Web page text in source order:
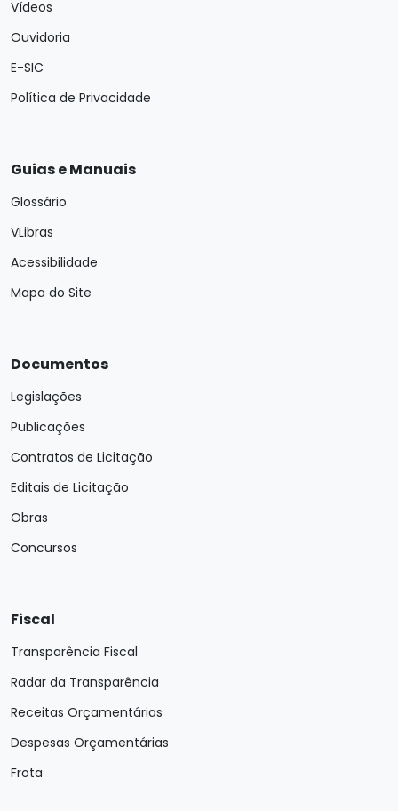
Vídeos
Ouvidoria
E-SIC
Política de Privacidade
Guias e Manuais
Glossário
VLibras
Acessibilidade
Mapa do Site
Documentos
Legislações
Publicações
Contratos de Licitação
Editais de Licitação
Obras
Concursos
Fiscal
Transparência Fiscal
Radar da Transparência
Receitas Orçamentárias
Despesas Orçamentárias
Frota